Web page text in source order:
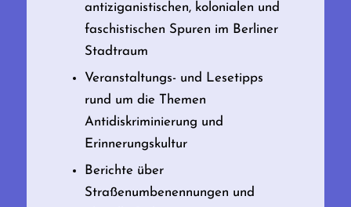
antiziganistischen, kolonialen und
faschistischen Spuren im Berliner
Stadtraum
Veranstaltungs- und Lesetipps
rund um die Themen
Antidiskriminierung und
Erinnerungskultur
Berichte über
Straßenumbenennungen und